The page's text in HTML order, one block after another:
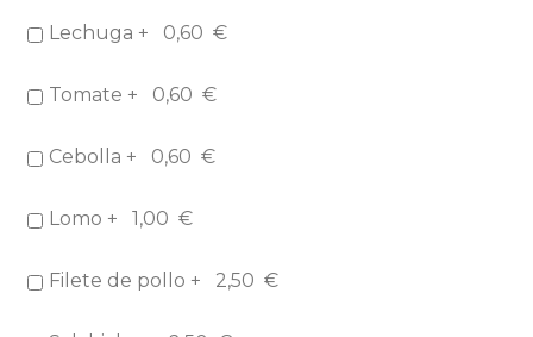
Lechuga + 0,60 €
Tomate + 0,60 €
Cebolla + 0,60 €
Lomo + 1,00 €
Filete de pollo + 2,50 €